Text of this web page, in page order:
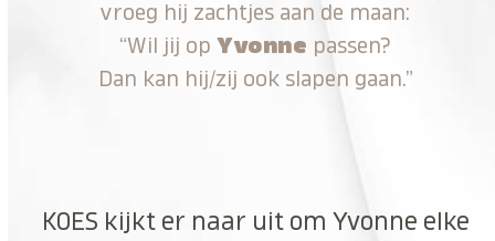
vroeg hij zachtjes aan de maan:
“Wil jij opYvonne passen?
Dan kan hij/zij ook slapen gaan.”
KOES kijkt er naar uit om Yvonne elke